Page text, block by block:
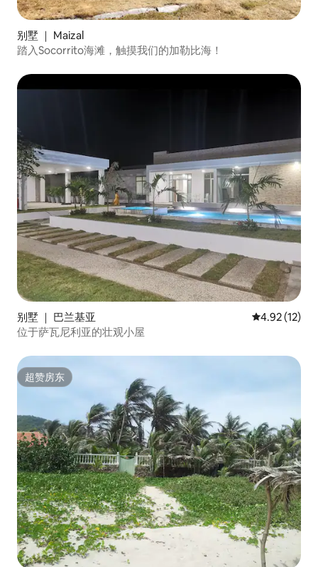
别墅 ｜ Maizal
踏入Socorrito海滩，触摸我们的加勒比海！
别墅 ｜ 巴兰基亚 平均评分
4.92 (12)
位于萨瓦尼利亚的壮观小屋
超赞房东
超赞房东